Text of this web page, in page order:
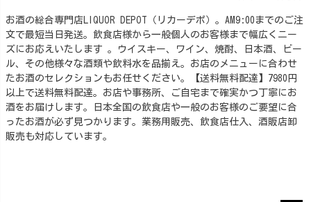
お酒の総合専門店LIQUOR DEPOT（リカーデポ）。AM9:00までのご注
文で最短当日発送。飲食店様から一般個人のお客様まで幅広くニー
ズにお応えいたします 。ウイスキー、ワイン、焼酎、日本酒、ビー
ル、その他様々な酒類や飲料水を品揃え。お店のメニューに合わせ
たお酒のセレクションもお任せください。【送料無料配達】7980円
以上で送料無料配達。お店や事務所、ご自宅まで確実かつ丁寧にお
酒をお届けします。日本全国の飲食店や一般のお客様のご要望に合
ったお酒が必ず見つかります。業務用販売、飲食店仕入、酒販店卸
販売も対応しています。